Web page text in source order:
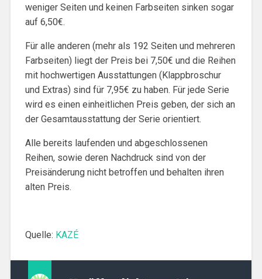
weniger Seiten und keinen Farbseiten sinken sogar
auf 6,50€.
Für alle anderen (mehr als 192 Seiten und mehreren
Farbseiten) liegt der Preis bei 7,50€ und die Reihen
mit hochwertigen Ausstattungen (Klappbroschur
und Extras) sind für 7,95€ zu haben. Für jede Serie
wird es einen einheitlichen Preis geben, der sich an
der Gesamtausstattung der Serie orientiert.
Alle bereits laufenden und abgeschlossenen
Reihen, sowie deren Nachdruck sind von der
Preisänderung nicht betroffen und behalten ihren
alten Preis.
Quelle: KAZÉ